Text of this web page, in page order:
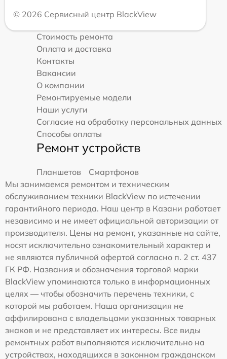
© 2026 Сервисный центр BlackView
Стоимость ремонта
Оплата и доставка
Контакты
Вакансии
О компании
Ремонтируемые модели
Наши услуги
Согласие на обработку персональных данных
Способы оплаты
Ремонт устройств
Планшетов
Смартфонов
Мы занимаемся ремонтом и техническим
обслуживанием техники BlackView по истечении
гарантийного периода. Наш центр в Казани работает
независимо и не имеет официальной авторизации от
производителя. Цены на ремонт, указанные на сайте,
носят исключительно ознакомительный характер и
не являются публичной офертой согласно п. 2 ст. 437
ГК РФ. Названия и обозначения торговой марки
BlackView упоминаются только в информационных
целях — чтобы обозначить перечень техники, с
которой мы работаем. Наша организация не
аффилирована с владельцами указанных товарных
знаков и не представляет их интересы. Все виды
ремонтных работ выполняются исключительно на
устройствах, находящихся в законном гражданском